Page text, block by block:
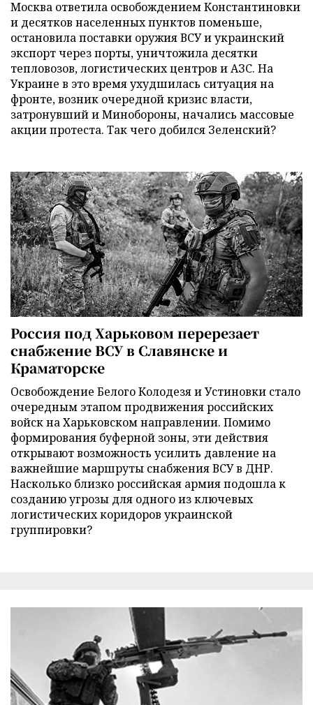
Москва ответила освобождением Константиновки
и десятков населенных пунктов поменьше,
остановила поставки оружия ВСУ и украинский
экспорт через порты, уничтожила десятки
тепловозов, логистических центров и АЗС. На
Украине в это время ухудшилась ситуация на
фронте, возник очередной кризис власти,
затронувший и Минобороны, начались массовые
акции протеста. Так чего добился Зеленский?
Россия под Харьковом перерезает
снабжение ВСУ в Славянске и
Краматорске
Освобождение Белого Колодезя и Устиновки стало
очередным этапом продвижения российских
войск на Харьковском направлении. Помимо
формирования буферной зоны, эти действия
открывают возможность усилить давление на
важнейшие маршруты снабжения ВСУ в ДНР.
Насколько близко российская армия подошла к
созданию угрозы для одного из ключевых
логистических коридоров украинской
группировки?